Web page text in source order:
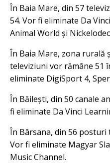
În Baia Mare, din 57
54. Vor fi eliminate Da
Animal World și
În Baia Mare, zona rurală
televiziuni vor rămâne 51
eliminate DigiSport 4,
În Băilești, din 50 canale
fi eliminate Da Vinci
În Bârsana, din 56 posturi
Vor fi eliminate Magyar
Music Channel.